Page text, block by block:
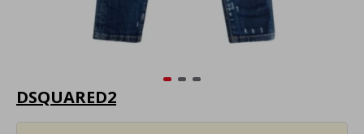
DSQUARED2